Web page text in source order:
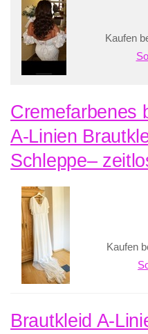
Kaufen
Cremefarbenes
A‑Linien
Schleppe–
Kaufen
Brautkleid A-